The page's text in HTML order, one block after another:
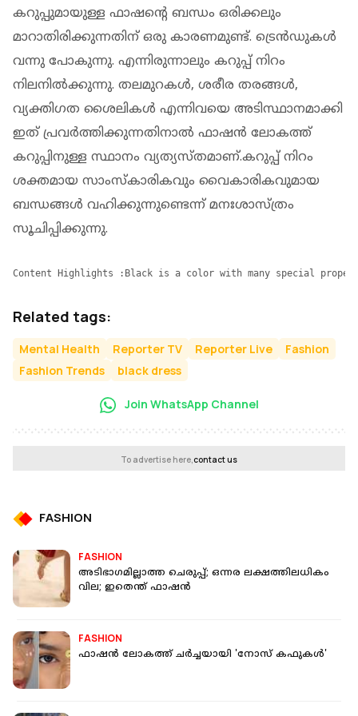
കറുപ്പുമായുള്ള ഫാഷന്റെ ബന്ധം ഒരിക്കലും
മാറാതിരിക്കുന്നതിന് ഒരു കാരണമുണ്ട്. ട്രെന്‍ഡുകള്‍
വന്നു പോകുന്നു. എന്നിരുന്നാലും കറുപ്പ് നിറം
നിലനില്‍ക്കുന്നു. തലമുറകള്‍, ശരീര തരങ്ങള്‍,
വ്യക്തിഗത ശൈലികള്‍ എന്നിവയെ അടിസ്ഥാനമാക്കി
ഇത് പ്രവര്‍ത്തിക്കുന്നതിനാല്‍ ഫാഷന്‍ ലോകത്ത്
കറുപ്പിനുള്ള സ്ഥാനം വ്യത്യസ്തമാണ്.കറുപ്പ് നിറം
ശക്തമായ സാംസ്‌കാരികവും വൈകാരികവുമായ
ബന്ധങ്ങള്‍ വഹിക്കുന്നുണ്ടെന്ന് മനഃശാസ്ത്രം
സൂചിപ്പിക്കുന്നു.
Content Highlights :Black is a color with many special
Related tags:
Mental Health Reporter TV Reporter Live
Fashion
Fashion Trends
black dress
Join WhatsApp Channel
To advertise here,contact us
FASHION
FASHION
അടിഭാഗമില്ലാത്ത ചെരുപ്പ്; ഒന്നര ലക്ഷത്തിലധികം
വില; ഇതെന്ത് ഫാഷന്‍
FASHION
ഫാഷന്‍ ലോകത്ത് ചര്‍ച്ചയായി 'നോസ് കഫുകള്‍'